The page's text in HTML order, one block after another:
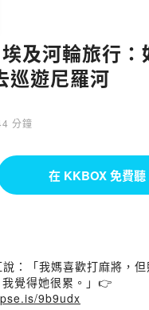
及河輪旅行：
巡遊尼羅河
分鐘
在 KKBOX 免費聽
：「我媽喜歡打麻將，
覺得她很累。」👉
9b9udx